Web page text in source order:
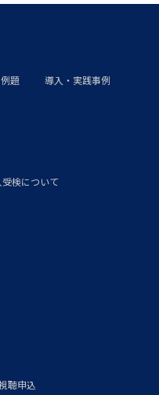
題 導入・実践事例
検について
聴申込